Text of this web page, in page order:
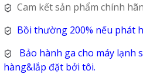
Cam kết sản phẩm chính
Bồi thường 200% nếu phát
Bảo hành ga cho máy lạnh
hàng&lắp đặt bởi tôi.